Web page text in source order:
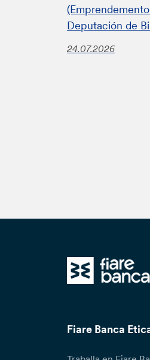
Deputación de
24.07.2026
Fiare Banca